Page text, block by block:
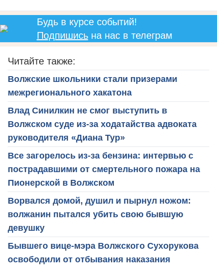
Будь в курсе событий!
Подпишисьна нас в телеграм
Читайте также:
Волжские школьники стали призерами
межрегионального хакатона
Влад Синилкин не смог выступить в
Волжском суде из-за ходатайства адвоката
руководителя «Диана Тур»
Все загорелось из-за бензина: интервью с
пострадавшими от смертельного пожара на
Пионерской в Волжском
Ворвался домой, душил и пырнул ножом:
волжанин пытался убить свою бывшую
девушку
Бывшего вице-мэра Волжского Сухорукова
освободили от отбывания наказания